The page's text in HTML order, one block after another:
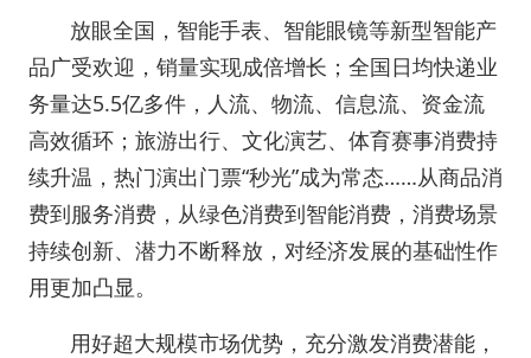
放眼全国，智能手表、智能眼镜等新型智能产
品广受欢迎，销量实现成倍增长；全国日均快递业
务量达5.5亿多件，人流、物流、信息流、资金流
高效循环；旅游出行、文化演艺、体育赛事消费持
续升温，热门演出门票“秒光”成为常态……从商品消
费到服务消费，从绿色消费到智能消费，消费场景
持续创新、潜力不断释放，对经济发展的基础性作
用更加凸显。
用好超大规模市场优势，充分激发消费潜能，